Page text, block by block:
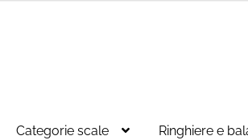
Categorie scale Ringhiere e